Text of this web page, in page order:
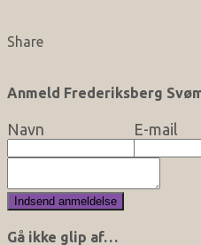
Share
Anmeld Frederiksberg
Navn E-mail
Gå ikke glip af…